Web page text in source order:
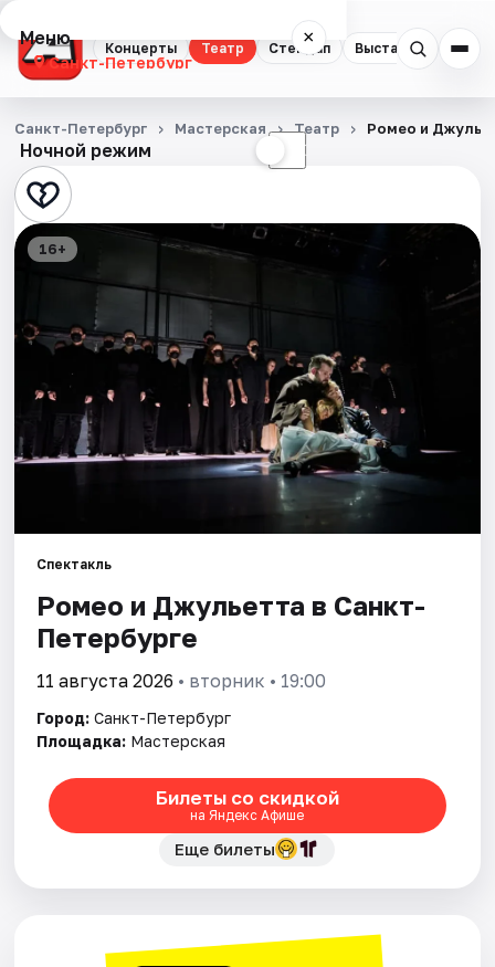
Концерты Театр Стендап Выставки
Меню ×
Санкт-Петербург
Концерты
Театр
Стендап
Квесты
Экскурсии
Спорт
Площадки
Артисты
Ночной режим ☾
Санкт-Петербург Мастерская Театр Ромео и
16+
Спектакль
Ромео и Джульетта в Санкт-
Петербурге
11 августа 2026 • вторник • 19:00
Город: Санкт-Петербург
Площадка: Мастерская
Билеты со скидкой
на Яндекс Афише
Еще билеты